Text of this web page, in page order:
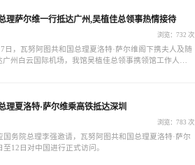
理萨尔维一行抵达广州,吴植佳总领事热情接待
浏览：732 次
日，瓦努阿图共和国总理夏洛特·萨尔维阁下携夫人及随
广州白云国际机场，我馆吴植佳总领事携领馆工作人员
理夏洛特·萨尔维乘高铁抵达深圳
浏览：783 次
国务院总理李强邀请，瓦努阿图共和国总理夏洛特·萨尔
至12日对中国进行正式访问。